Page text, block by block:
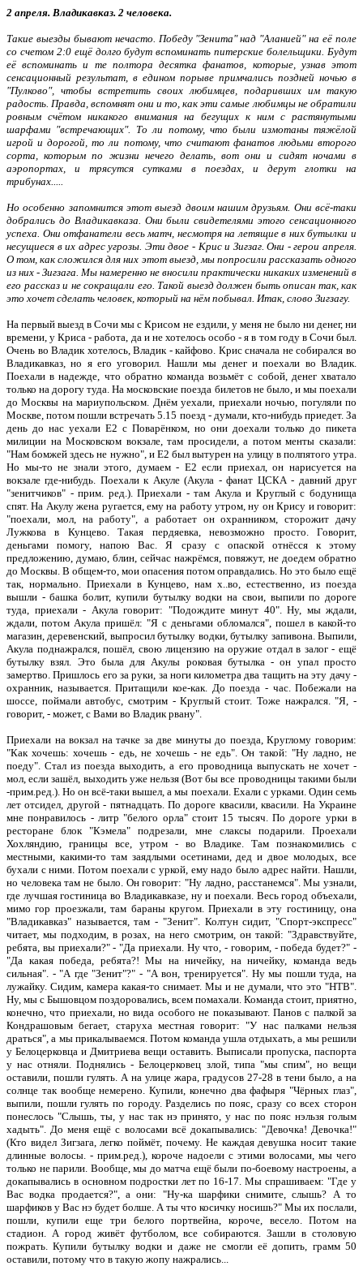
2 апреля. Владикавказ. 2 человека.
Такие выезды бывают нечасто. Победу "Зенита" над "Аланией" на её поле
со счетом 2:0 ещё долго будут вспоминать питерские болельщики. Будут
её вспоминать и те полтора десятка фанатов, которые, узнав этот
сенсационный результат, в едином порыве примчались поздней ночью в
"Пулково", чтобы встретить своих любимцев, подаривших им такую
радость. Правда, вспомнят они и то, как эти самые любимцы не обратили
ровным счётом никакого внимания на бегущих к ним с растянутыми
шарфами "встречающих". То ли потому, что были измотаны тяжёлой
игрой и дорогой, то ли потому, что считают фанатов людьми второго
сорта, которым по жизни нечего делать, вот они и сидят ночами в
аэропортах, и трясутся сутками в поездах, и дерут глотки на
трибунах.....
Но особенно запомнится этот выезд двоим нашим друзьям. Они всё-таки
добрались до Владикавказа. Они были свидетелями этого сенсационного
успеха. Они отфанатели весь матч, несмотря на летящие в них бутылки и
несущиеся в их адрес угрозы. Эти двое - Крис и Зигзаг. Они - герои апреля.
О том, как сложился для них этот выезд, мы попросили рассказать одного
из них - Зигзага. Мы намеренно не вносили практически никаких изменений в
его рассказ и не сокращали его. Такой выезд должен быть описан так, как
это хочет сделать человек, который на нём побывал. Итак, слово Зигзагу.
На первый выезд в Сочи мы с Крисом не ездили, у меня не было ни денег, ни
времени, у Криса - работа, да и не хотелось особо - я в том году в Сочи был.
Очень во Владик хотелось, Владик - кайфово. Крис сначала не собирался во
Владикавказ, но я его уговорил. Нашли мы денег и поехали во Владик.
Поехали в надежде, что обратно команда возьмёт с собой, денег хватало
только на дорогу туда. На московские поезда билетов не было, и мы поехали
до Москвы на мариупольском. Днём уехали, приехали ночью, погуляли по
Москве, потом пошли встречать 5.15 поезд - думали, кто-нибудь приедет. За
день до нас уехали Е2 с Поварёнком, но они доехали только до пикета
милиции на Московском вокзале, там просидели, а потом менты сказали:
"Нам бомжей здесь не нужно", и Е2 был вытурен на улицу в полпятого утра.
Но мы-то не знали этого, думаем - Е2 если приехал, он нарисуется на
вокзале где-нибудь. Поехали к Акуле (Акула - фанат ЦСКА - давний друг
"зенитчиков" - прим. ред.). Приехали - там Акула и Круглый с бодунища
спят. На Акулу жена ругается, ему на работу утром, ну он Крису и говорит:
"поехали, мол, на работу", а работает он охранником, сторожит дачу
Лужкова в Кунцево. Такая пердяевка, невозможно просто. Говорит,
деньгами помогу, напою Вас. Я сразу с опаской отнёсся к этому
предложению, думаю, блин, сейчас нажрёмся, повяжут, не доедем обратно
до Москвы. В общем-то, мои опасения потом оправдались. Но это было ещё
так, нормально. Приехали в Кунцево, нам х..во, естественно, из поезда
вышли - башка болит, купили бутылку водки на свои, выпили по дороге
туда, приехали - Акула говорит: "Подождите минут 40". Ну, мы ждали,
ждали, потом Акула пришёл: "Я с деньгами обломался", пошел в какой-то
магазин, деревенский, выпросил бутылку водки, бутылку запивона. Выпили,
Акула поднажрался, пошёл, свою лицензию на оружие отдал в залог - ещё
бутылку взял. Это была для Акулы роковая бутылка - он упал просто
замертво. Пришлось его за руки, за ноги километра два тащить на эту дачу -
охранник, называется. Притащили кое-как. До поезда - час. Побежали на
шоссе, поймали автобус, смотрим - Круглый стоит. Тоже нажрался. "Я, -
говорит, - может, с Вами во Владик рвану".
Приехали на вокзал на тачке за две минуты до поезда, Круглому говорим:
"Как хочешь: хочешь - едь, не хочешь - не едь". Он такой: "Ну ладно, не
поеду". Стал из поезда выходить, а его проводница выпускать не хочет -
мол, если зашёл, выходить уже нельзя (Вот бы все проводницы такими были
-прим.ред.). Но он всё-таки вышел, а мы поехали. Ехали с урками. Один семь
лет отсидел, другой - пятнадцать. По дороге квасили, квасили. На Украине
мне понравилось - литр "белого орла" стоит 15 тысяч. По дороге урки в
ресторане блок "Кэмела" подрезали, мне слаксы подарили. Проехали
Хохляндию, границы все, утром - во Владике. Там познакомились с
местными, какими-то там заядлыми осетинами, дед и двое молодых, все
бухали с ними. Потом поехали с уркой, ему надо было адрес найти. Нашли,
но человека там не было. Он говорит: "Ну ладно, расстанемся". Мы узнали,
где лучшая гостиница во Владикавказе, ну и поехали. Весь город объехали,
мимо гор проезжали, там бараны кругом. Приехали в эту гостиницу, она
"Владикавказ" называется, там - "Зенит". Колтун сидит, "Спорт-экспресс"
читает, мы подходим, в розах, на него смотрим, он такой: "Здравствуйте,
ребята, вы приехали?" - "Да приехали. Ну что, - говорим, - победа будет?" -
"Да какая победа, ребята?! Мы на ничейку, на ничейку, команда ведь
сильная". - "А где "Зенит"?" - "А вон, тренируется". Ну мы пошли туда, на
лужайку. Сидим, камера какая-то снимает. Мы и не думали, что это "НТВ".
Ну, мы с Бышовцом поздоровались, всем помахали. Команда стоит, приятно,
конечно, что приехали, но вида особого не показывают. Панов с палкой за
Кондрашовым бегает, старуха местная говорит: "У нас палками нельзя
драться", а мы прикалываемся. Потом команда ушла отдыхать, а мы решили
у Белоцерковца и Дмитриева вещи оставить. Выписали пропуска, паспорта
у нас отняли. Поднялись - Белоцерковец злой, типа "мы спим", но вещи
оставили, пошли гулять. А на улице жара, градусов 27-28 в тени было, а на
солнце так вообще немерено. Купили, конечно два фафыря "Чёрных глаз",
выпили, пошли гулять по городу. Разделись по пояс, сразу со всех сторон
понеслось "Слышь, ты, у нас так нэ принято, у нас по пояс нэльзя голым
хадыть". До меня ещё с волосами всё докапывались: "Девочка! Девочка!"
(Кто видел Зигзага, легко поймёт, почему. Не каждая девушка носит такие
длинные волосы. - прим.ред.), короче надоели с этими волосами, мы чего
только не парили. Вообще, мы до матча ещё были по-боевому настроены, а
докапывались в основном подростки лет по 16-17. Мы спрашиваем: "Где у
Вас водка продается?", а они: "Ну-ка шарфики снимите, слышь? А то
шарфиков у Вас нэ будет болше. А ты что косичку носишь?" Мы их послали,
пошли, купили еще три белого портвейна, короче, весело. Потом на
стадион. А город живёт футболом, все собираются. Зашли в столовую
пожрать. Купили бутылку водки и даже не смогли её допить, грамм 50
оставили, потому что в такую жопу нажрались...